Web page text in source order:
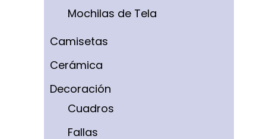
Mochilas de Tela
Camisetas
Cerámica
Decoración
Cuadros
Fallas